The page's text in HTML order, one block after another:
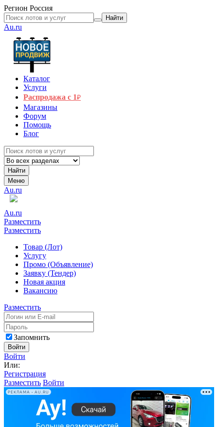
Регион Россия
Найти
Au.ru
Каталог
Услуги
Распродажа с 1₽
Магазины
Форум
Помощь
Блог
Найти
Меню
Au.ru
Au.ru
Разместить
Разместить
Товар (Лот)
Услугу
Промо (Объявление)
Заявку (Тендер)
Новая акция
Вакансию
Разместить
Запомнить
Войти
Войти
Или:
Регистрация
Разместить Войти
РЕКЛАМА • AU.RU